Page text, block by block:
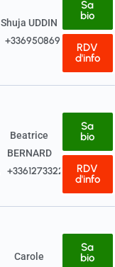
Shuja UDDIN
+33695086968
Sa
bio
RDV
d'info
Beatrice
BERNARD
+33612733229
Sa
bio
RDV
d'info
Carole
Sa
bio